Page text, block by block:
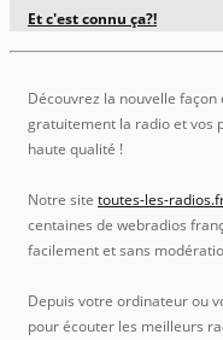
Et c'est connu ça?!
Découvrez la nouvelle façon
gratuitement la radio et vos
haute qualité !
Notre site toutes-les-
centaines de webradios
facilement et sans
Depuis votre ordinateur ou
pour écouter les meilleurs